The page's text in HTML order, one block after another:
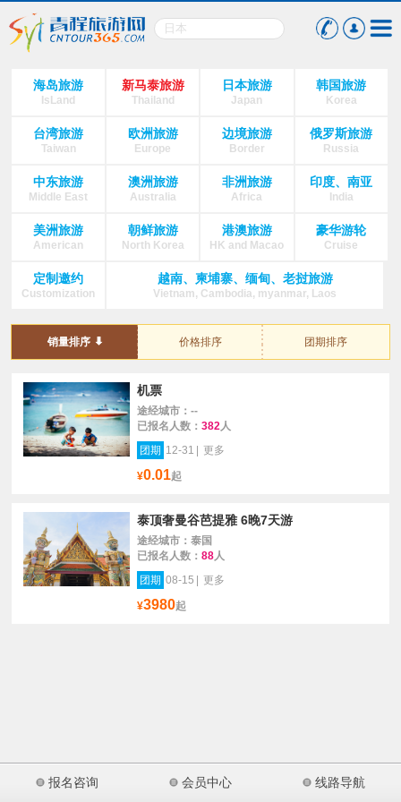
海岛旅游
IsLand
新马泰旅游
Thailand
日本旅游
Japan
韩国旅游
Korea
台湾旅游
Taiwan
欧洲旅游
Europe
边境旅游
Border
俄罗斯旅游
Russia
中东旅游
Middle East
澳洲旅游
Australia
非洲旅游
Africa
印度、南亚
India
美洲旅游
American
朝鲜旅游
North Korea
港澳旅游
HK and Macao
豪华游轮
Cruise
定制邀约
Customization
越南、柬埔寨、缅甸、老挝旅游
Vietnam, Cambodia, myanmar, Laos
销量排序 价格排序 团期排序
机票
途经城市：--
已报名人数： 382人
团期 12-31 更多
¥0.01起
泰顶奢曼谷芭提雅 6晚7天游
途经城市：泰国
已报名人数： 88人
团期 08-15 更多
¥3980起
报名咨询 会员中心 线路导航